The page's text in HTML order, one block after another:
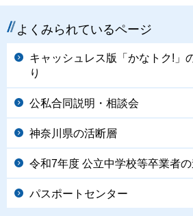
よくみられているページ
キャッシュレス版「かなトク!」
り
公私合同説明・相談会
神奈川県の活断層
令和7年度 公立中学校等卒業者
パスポートセンター